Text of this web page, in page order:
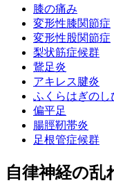
膝の痛み
変形性膝関節症
変形性股関節症
梨状筋症候群
鵞足炎
アキレス腱炎
ふくらはぎのし
偏平足
腸脛靭帯炎
足根管症候群
自律神経の乱